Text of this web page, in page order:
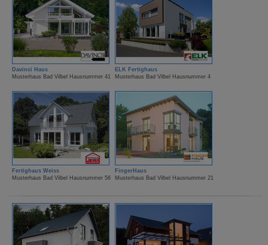
Davinci Haus
Musterhaus Bad Vilbel Hausnummer 41
ELK Fertighaus
Musterhaus Bad Vilbel Hausnummer 4
Fertighaus Weiss
Musterhaus Bad Vilbel Hausnummer 56
FingerHaus
Musterhaus Bad Vilbel Hausnummer 21